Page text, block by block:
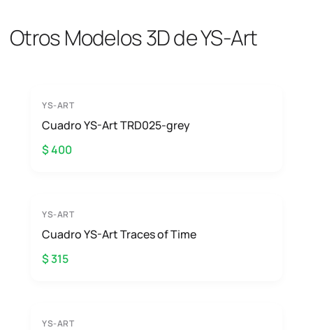
Otros Modelos 3D de YS-Art
YS-ART
Cuadro YS-Art TRD025-grey
$ 400
YS-ART
Cuadro YS-Art Traces of Time
$ 315
YS-ART